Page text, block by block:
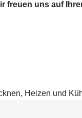
freuen uns auf
Heizen und